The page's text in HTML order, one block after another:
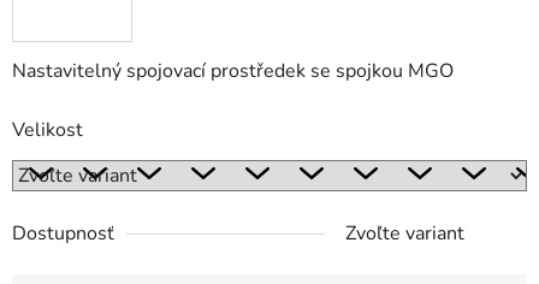
Nastavitelný spojovací prostředek se spojkou MGO
Velikost
Dostupnosť Zvoľte variant